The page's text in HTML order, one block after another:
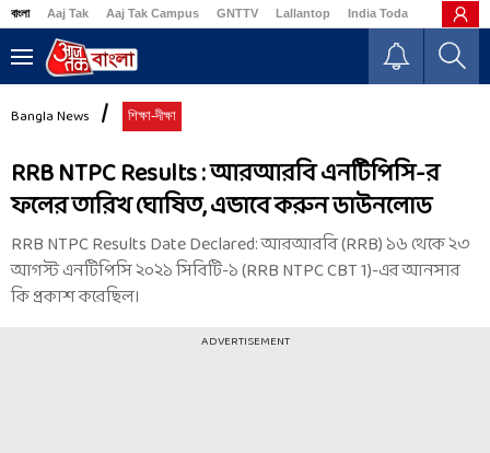
বাংলা Aaj Tak Aaj Tak Campus GNTTV Lallantop India Today Business
Bangla News শিক্ষা-দীক্ষা
RRB NTPC Results : আরআরবি এনটিপিসি-র
ফলের তারিখ ঘোষিত, এভাবে করুন ডাউনলোড
RRB NTPC Results Date Declared: আরআরবি (RRB) ১৬ থেকে ২৩
আগস্ট এনটিপিসি ২০২১ সিবিটি-১ (RRB NTPC CBT 1)-এর আনসার
কি প্রকাশ করেছিল।
ADVERTISEMENT